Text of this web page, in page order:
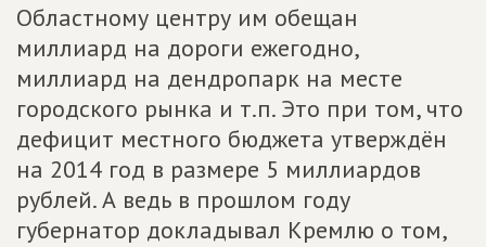
Областному центру им обещан
миллиард на дороги ежегодно,
миллиард на дендропарк на месте
городского рынка и т.п. Это при том, что
дефицит местного бюджета утверждён
на 2014 год в размере 5 миллиардов
рублей. А ведь в прошлом году
губернатор докладывал Кремлю о том,